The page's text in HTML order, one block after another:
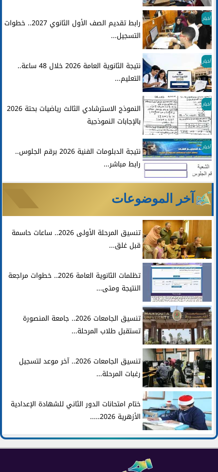
أخبار
رابط تقديم الصف الأول الثانوي 2027.. خطوات
التسجيل...
أخبار
نتيجة الثانوية العامة 2026 خلال 48 ساعة..
التعليم...
أخبار
النموذج الاسترشادي الثالث رياضيات بحتة 2026
بالإجابات النموذجية
أخبار
نتيجة الدبلومات الفنية 2026 برقم الجلوس..
رابط مباشر...
آخر الموضوعات
تنسيق المرحلة الأولى 2026.. ساعات حاسمة
قبل غلق...
تظلمات الثانوية العامة 2026.. خطوات مراجعة
النتيجة ومتى...
تنسيق الجامعات 2026.. جامعة المنصورة
تستقبل طلاب المرحلة...
تنسيق الجامعات 2026.. آخر موعد لتسجيل
رغبات المرحلة...
ختام امتحانات الدور الثاني للشهادة الإعدادية
الأزهرية 2026.....